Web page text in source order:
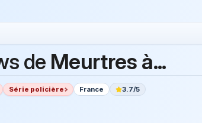
de Meurtres à...
Série policière France 3.7/5